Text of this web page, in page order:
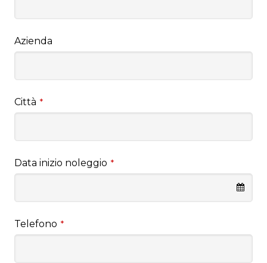
Azienda
Città *
Data inizio noleggio *
Telefono *